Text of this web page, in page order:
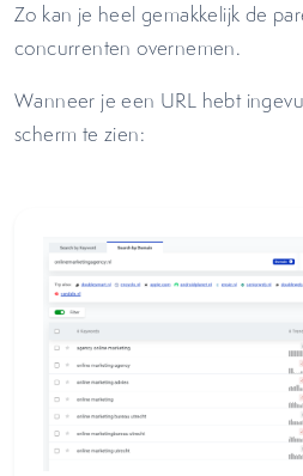
Zo kan je heel gemakkelijk de
concurrenten overnemen.
Wanneer je een URL hebt
scherm te zien: